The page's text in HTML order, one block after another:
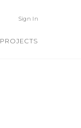
Sign In
PROJECTS